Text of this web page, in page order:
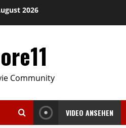
2026
Community
VIDEO ANSEHEN